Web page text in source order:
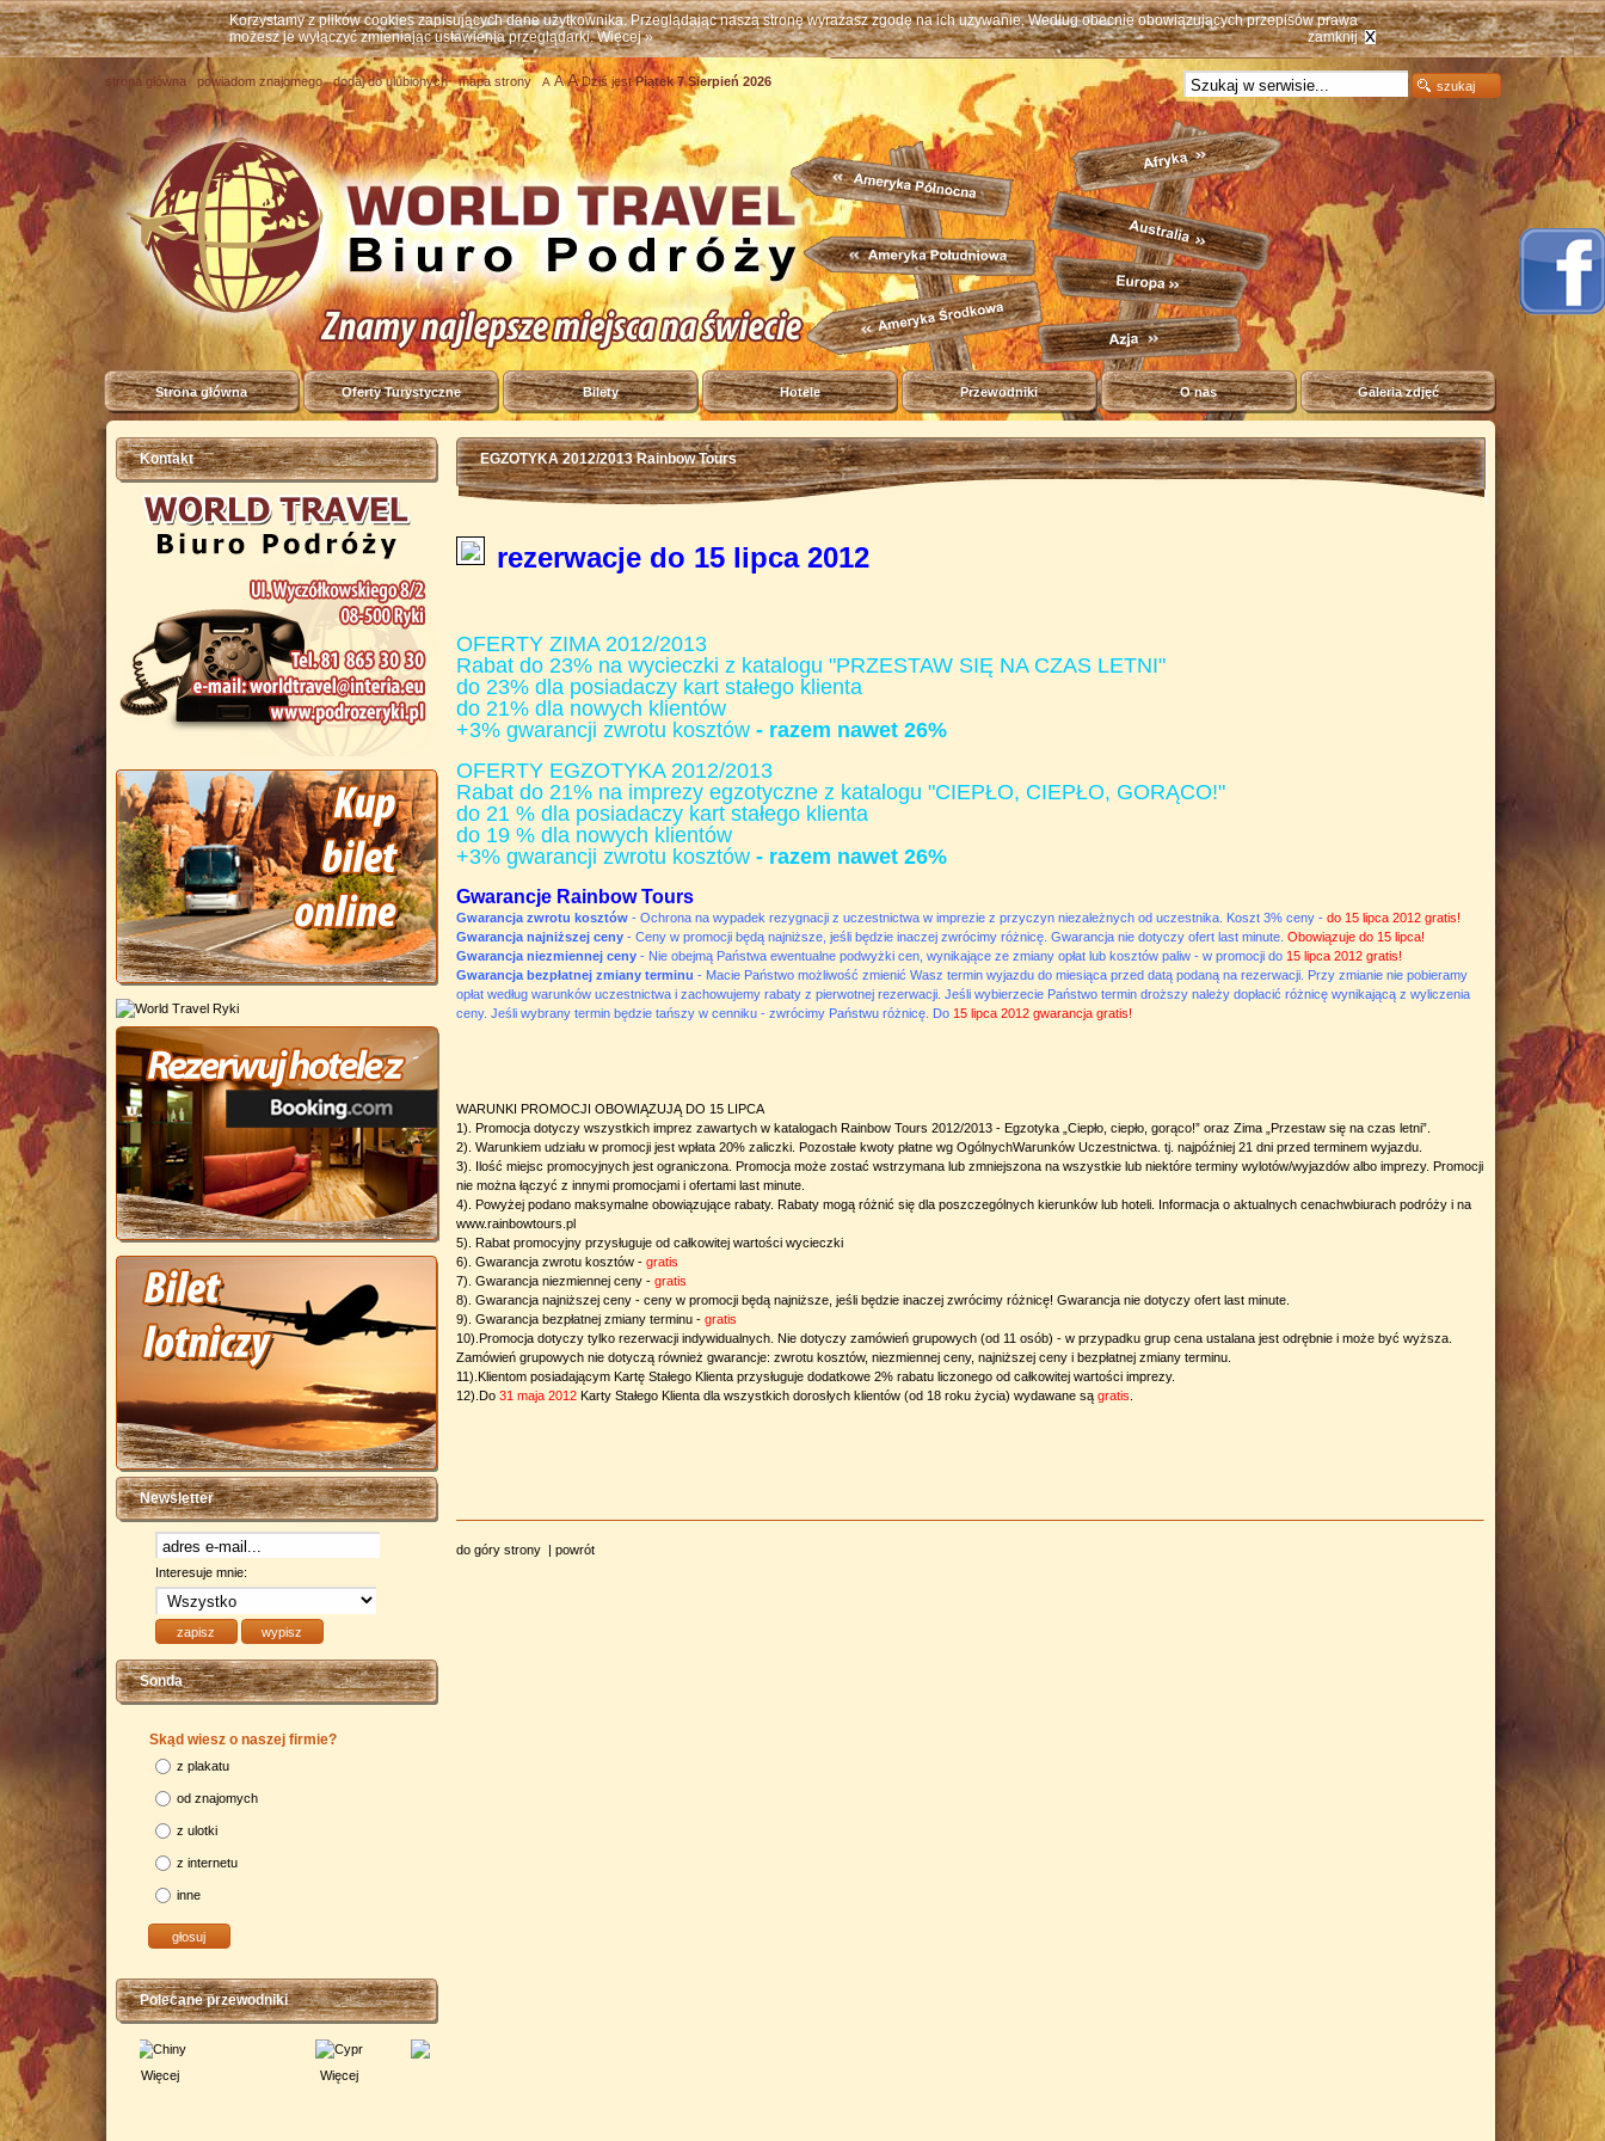
Korzystamy z plików cookies zapisujących dane użytkownika. Przeglądając naszą stronę wyrażasz zgodę na ich używanie. Według obecnie obowiązujących przepisów prawa
możesz je wyłączyć zmieniając ustawienia przeglądarki.Więcej » zamknij
strona główna powiadom znajomego dodaj do ulubionych mapa strony A A ADziś jestPiątek 7 Sierpień 2026
Strona główna Oferty Turystyczne Bilety Hotele Przewodniki O nas Galeria zdjęć
Kontakt
Newsletter
Interesuje mnie:
Sonda
Skąd wiesz o naszej firmie?
z plakatu
od znajomych
z ulotki
z internetu
inne
Polecane przewodniki
Więcej
EGZOTYKA 2012/2013 Rainbow Tours
rezerwacje do 15 lipca 2012
OFERTY ZIMA 2012/2013
Rabat do 23% na wycieczki z katalogu "PRZESTAW SIĘ NA CZAS LETNI"
do 23% dla posiadaczy kart stałego klienta
do 21% dla nowych klientów
+3% gwarancji zwrotu kosztów- razem nawet 26%
OFERTY EGZOTYKA 2012/2013
Rabat do 21% na imprezy egzotyczne z katalogu "CIEPŁO, CIEPŁO, GORĄCO!"
do 21 % dla posiadaczy kart stałego klienta
do 19 % dla nowych klientów
+3% gwarancji zwrotu kosztów- razem nawet 26%
Gwarancje Rainbow Tours
Gwarancja zwrotu kosztów- Ochrona na wypadek rezygnacji z uczestnictwa w imprezie z przyczyn niezależnych od uczestnika. Koszt 3% ceny - do 15 lipca 2012 gratis!
Gwarancja najniższej ceny - Ceny w promocji będą najniższe, jeśli będzie inaczej zwrócimy różnicę. Gwarancja nie dotyczy ofert last minute. Obowiązuje do 15 lipca!
Gwarancja niezmiennej ceny - Nie obejmą Państwa ewentualne podwyżki cen, wynikające ze zmiany opłat lub kosztów paliw - w promocji do 15 lipca 2012 gratis!
Gwarancja bezpłatnej zmiany terminu - Macie Państwo możliwość zmienić Wasz termin wyjazdu do miesiąca przed datą podaną na rezerwacji. Przy zmianie nie pobieramy
opłat według warunków uczestnictwa i zachowujemy rabaty z pierwotnej rezerwacji. Jeśli wybierzecie Państwo termin droższy należy dopłacić różnicę wynikającą z wyliczenia
ceny. Jeśli wybrany termin będzie tańszy w cenniku - zwrócimy Państwu różnicę. Do 15 lipca 2012 gwarancja gratis!
WARUNKI PROMOCJI OBOWIĄZUJĄ DO 15 LIPCA
1). Promocja dotyczy wszystkich imprez zawartych w katalogach Rainbow Tours 2012/2013 - Egzotyka „Ciepło, ciepło, gorąco!” oraz Zima „Przestaw się na czas letni”.
2). Warunkiem udziału w promocji jest wpłata 20% zaliczki. Pozostałe kwoty płatne wg OgólnychWarunków Uczestnictwa. tj. najpóźniej 21 dni przed terminem wyjazdu.
3). Ilość miejsc promocyjnych jest ograniczona. Promocja może zostać wstrzymana lub zmniejszona na wszystkie lub niektóre terminy wylotów/wyjazdów albo imprezy. Promocji
nie można łączyć z innymi promocjami i ofertami last minute.
4). Powyżej podano maksymalne obowiązujące rabaty. Rabaty mogą różnić się dla poszczególnych kierunków lub hoteli. Informacja o aktualnych cenachwbiurach podróży i na
www.rainbowtours.pl
5). Rabat promocyjny przysługuje od całkowitej wartości wycieczki
6). Gwarancja zwrotu kosztów - gratis
7). Gwarancja niezmiennej ceny - gratis
8). Gwarancja najniższej ceny - ceny w promocji będą najniższe, jeśli będzie inaczej zwrócimy różnicę! Gwarancja nie dotyczy ofert last minute.
9). Gwarancja bezpłatnej zmiany terminu - gratis
10).Promocja dotyczy tylko rezerwacji indywidualnych. Nie dotyczy zamówień grupowych (od 11 osób) - w przypadku grup cena ustalana jest odrębnie i może być wyższa.
Zamówień grupowych nie dotyczą również gwarancje: zwrotu kosztów, niezmiennej ceny, najniższej ceny i bezpłatnej zmiany terminu.
11).Klientom posiadającym Kartę Stałego Klienta przysługuje dodatkowe 2% rabatu liczonego od całkowitej wartości imprezy.
12).Do 31 maja 2012Karty Stałego Klienta dla wszystkich dorosłych klientów (od 18 roku życia) wydawane są gratis
do góry strony | powrót